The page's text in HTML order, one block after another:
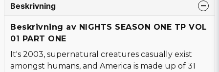
Beskrivning
Beskrivning av NIGHTS SEASON ONE TP VOL
01 PART ONE
It's 2003, supernatural creatures casually exist
amongst humans, and America is made up of 31